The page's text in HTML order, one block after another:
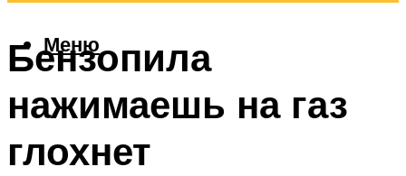
Меню
Бензопила
нажимаешь на газ
глохнет